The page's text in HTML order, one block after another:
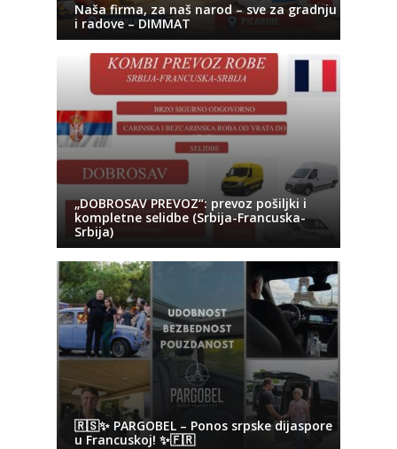
Naša firma, za naš narod – sve za gradnju
i radove – DIMMAT
„DOBROSAV PREVOZ“: prevoz pošiljki i
kompletne selidbe (Srbija-Francuska-
Srbija)
🇷🇸✨ PARGOBEL – Ponos srpske dijaspore
u Francuskoj! ✨🇫🇷